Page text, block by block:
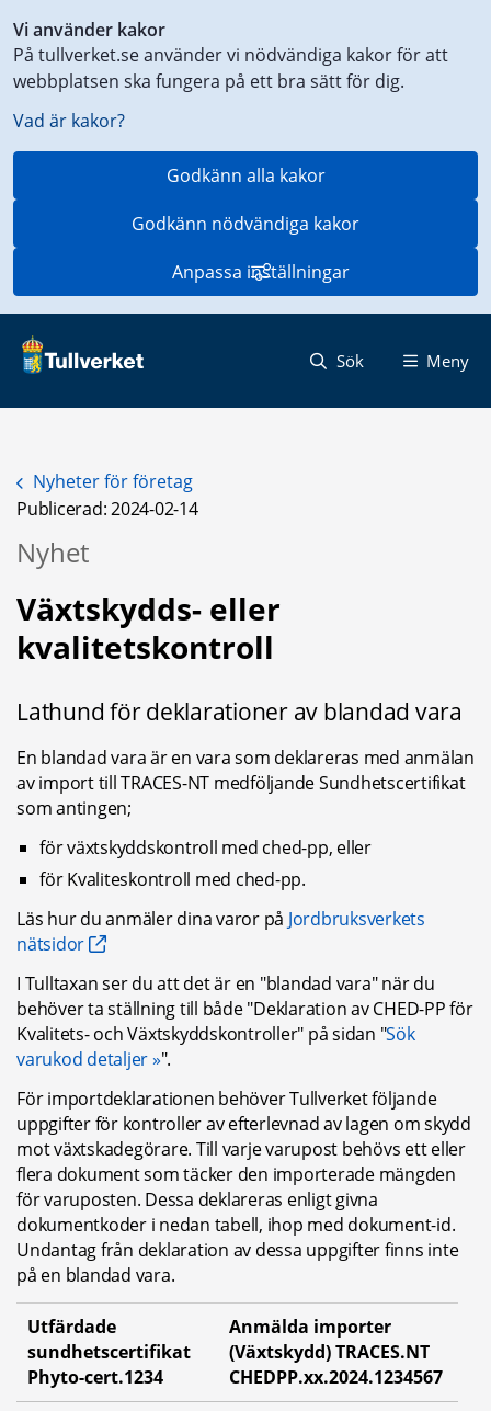
Vi använder kakor
På tullverket.se använder vi nödvändiga kakor för att
webbplatsen ska fungera på ett bra sätt för dig.
Vad är kakor?
Godkänn alla kakor
Godkänn nödvändiga kakor
Anpassa inställningar
till
innehåll
på
aktuell
Sök Meny
Nyheter för företag
Publicerad: 2024-02-14
Nyhet
Växtskydds- eller
kvalitetskontroll
Lathund för deklarationer av blandad vara
En blandad vara är en vara som deklareras med anmälan
av import till TRACES-NT medföljande Sundhetscertifikat
som antingen;
för växtskyddskontroll med ched-pp, eller
för Kvaliteskontroll med ched-pp.
Läs hur du anmäler dina varor på Jordbruksverkets
nätsidor
I Tulltaxan ser du att det är en "blandad vara" när du
behöver ta ställning till både "Deklaration av CHED-PP för
Kvalitets- och Växtskyddskontroller" på sidan "Sök
varukod detaljer ".
För importdeklarationen behöver Tullverket följande
uppgifter för kontroller av efterlevnad av lagen om skydd
mot växtskadegörare. Till varje varupost behövs ett eller
flera dokument som täcker den importerade mängden
för varuposten. Dessa deklareras enligt givna
dokumentkoder i nedan tabell, ihop med dokument-id.
Undantag från deklaration av dessa uppgifter finns inte
på en blandad vara.
Utfärdade
sundhetscertifikat
Phyto-cert.1234
Anmälda importer
(Växtskydd) TRACES.NT
CHEDPP.xx.2024.1234567